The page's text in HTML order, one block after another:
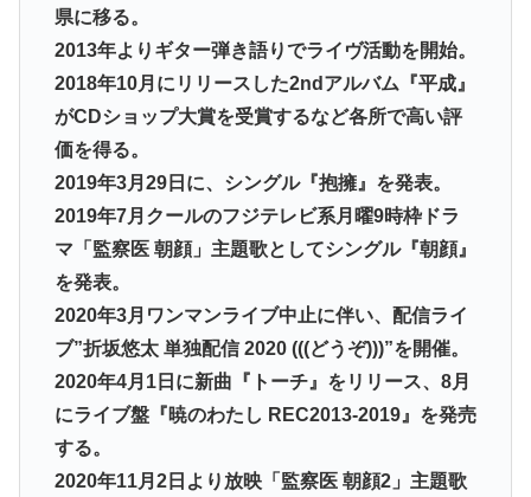
県に移る。
2013年よりギター弾き語りでライヴ活動を開始。
2018年10月にリリースした2ndアルバム『平成』
がCDショップ大賞を受賞するなど各所で高い評
価を得る。
2019年3月29日に、シングル『抱擁』を発表。
2019年7月クールのフジテレビ系月曜9時枠ドラ
マ「監察医 朝顔」主題歌としてシングル『朝顔』
を発表。
2020年3月ワンマンライブ中止に伴い、配信ライ
ブ”折坂悠太 単独配信 2020 (((どうぞ)))”を開催。
2020年4月1日に新曲『トーチ』をリリース、8月
にライブ盤『暁のわたし REC2013-2019』を発売
する。
2020年11月2日より放映「監察医 朝顔2」主題歌